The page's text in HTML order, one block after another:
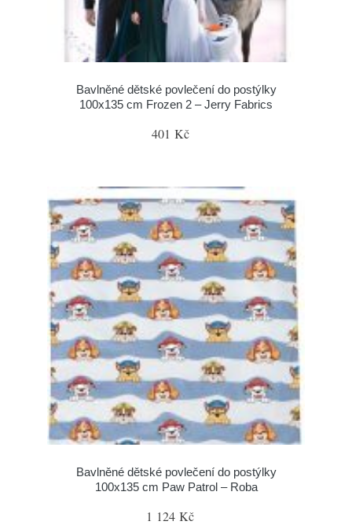
Bavlněné dětské povlečení do postýlky
100x135 cm Frozen 2 – Jerry Fabrics
401 Kč
Bavlněné dětské povlečení do postýlky
100x135 cm Paw Patrol – Roba
1 124 Kč